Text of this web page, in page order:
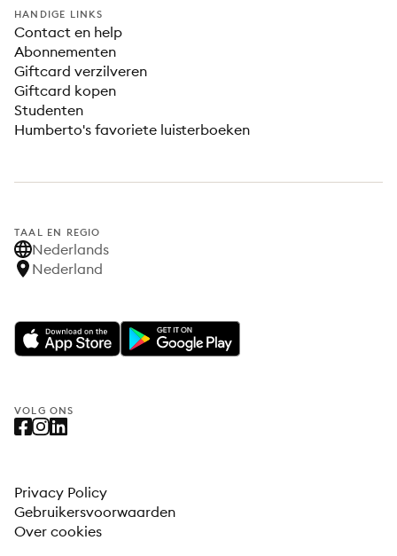
HANDIGE LINKS
Contact en help
Abonnementen
Giftcard verzilveren
Giftcard kopen
Studenten
Humberto's favoriete luisterboeken
TAAL EN REGIO
Nederlands
Nederland
VOLG ONS
Privacy Policy
Gebruikersvoorwaarden
Over cookies